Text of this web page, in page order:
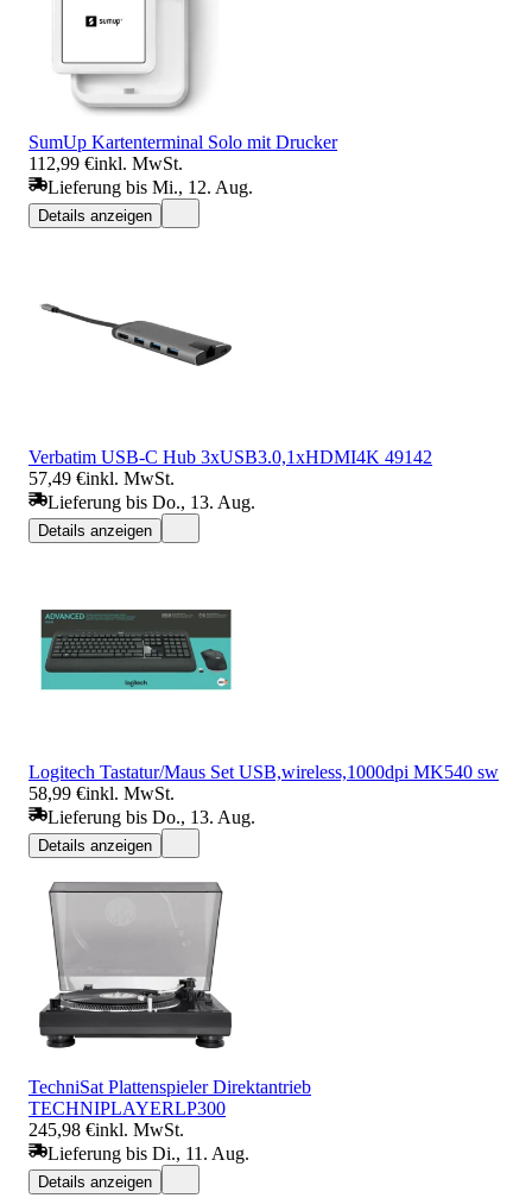
SumUp Kartenterminal Solo mit Drucker
112,99 €inkl. MwSt.
Lieferung bis Mi., 12. Aug.
Details anzeigen
Verbatim USB-C Hub 3xUSB3.0,1xHDMI4K 49142
57,49 €inkl. MwSt.
Lieferung bis Do., 13. Aug.
Details anzeigen
Logitech Tastatur/Maus Set USB,wireless,1000dpi MK540 sw
58,99 €inkl. MwSt.
Lieferung bis Do., 13. Aug.
Details anzeigen
TechniSat Plattenspieler Direktantrieb
TECHNIPLAYERLP300
245,98 €inkl. MwSt.
Lieferung bis Di., 11. Aug.
Details anzeigen